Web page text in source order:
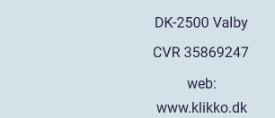
web:
www.klikko.dk